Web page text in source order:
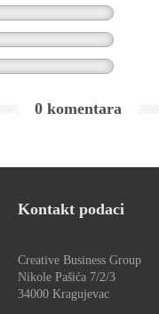
0 komentara
Kontakt podaci
Creative Business Group
Nikole Pašića 7/2/3
34000 Kragujevac